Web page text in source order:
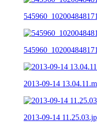
2013-09-14
2013-09-14